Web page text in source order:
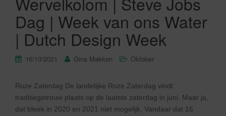
Dag | Week van ons Water
| Dutch Design Week
16/10/2021 Gina Makken Oktober
Roze Zaterdag De landelijke Roze Zaterdag vindt
traditiegetrouw plaats op de laatste zaterdag in juni. Maar ja,
dat bleek in 2020 en 2021 niet mogelijk. Vandaar dat 16